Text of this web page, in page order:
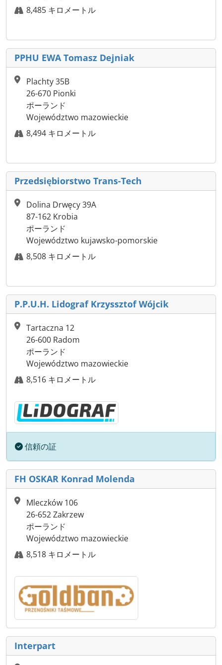
8,485 キロメートル
PPHU EWA Tomasz Dejniak
Plachty 35B
26-670 Pionki
ポーランド
Województwo mazowieckie
8,494 キロメートル
Przedsiębiorstwo Trans-Tech
Dolina Drwęcy 39A
87-162 Krobia
ポーランド
Województwo kujawsko-pomorskie
8,508 キロメートル
P.P.U.H. Lidograf Krzyssztof Wójcik
Tartaczna 12
26-600 Radom
ポーランド
Województwo mazowieckie
8,516 キロメートル
信頼の証
FH OSKAR Konrad Molenda
Mleczków 106
26-652 Zakrzew
ポーランド
Województwo mazowieckie
8,518 キロメートル
Interpart